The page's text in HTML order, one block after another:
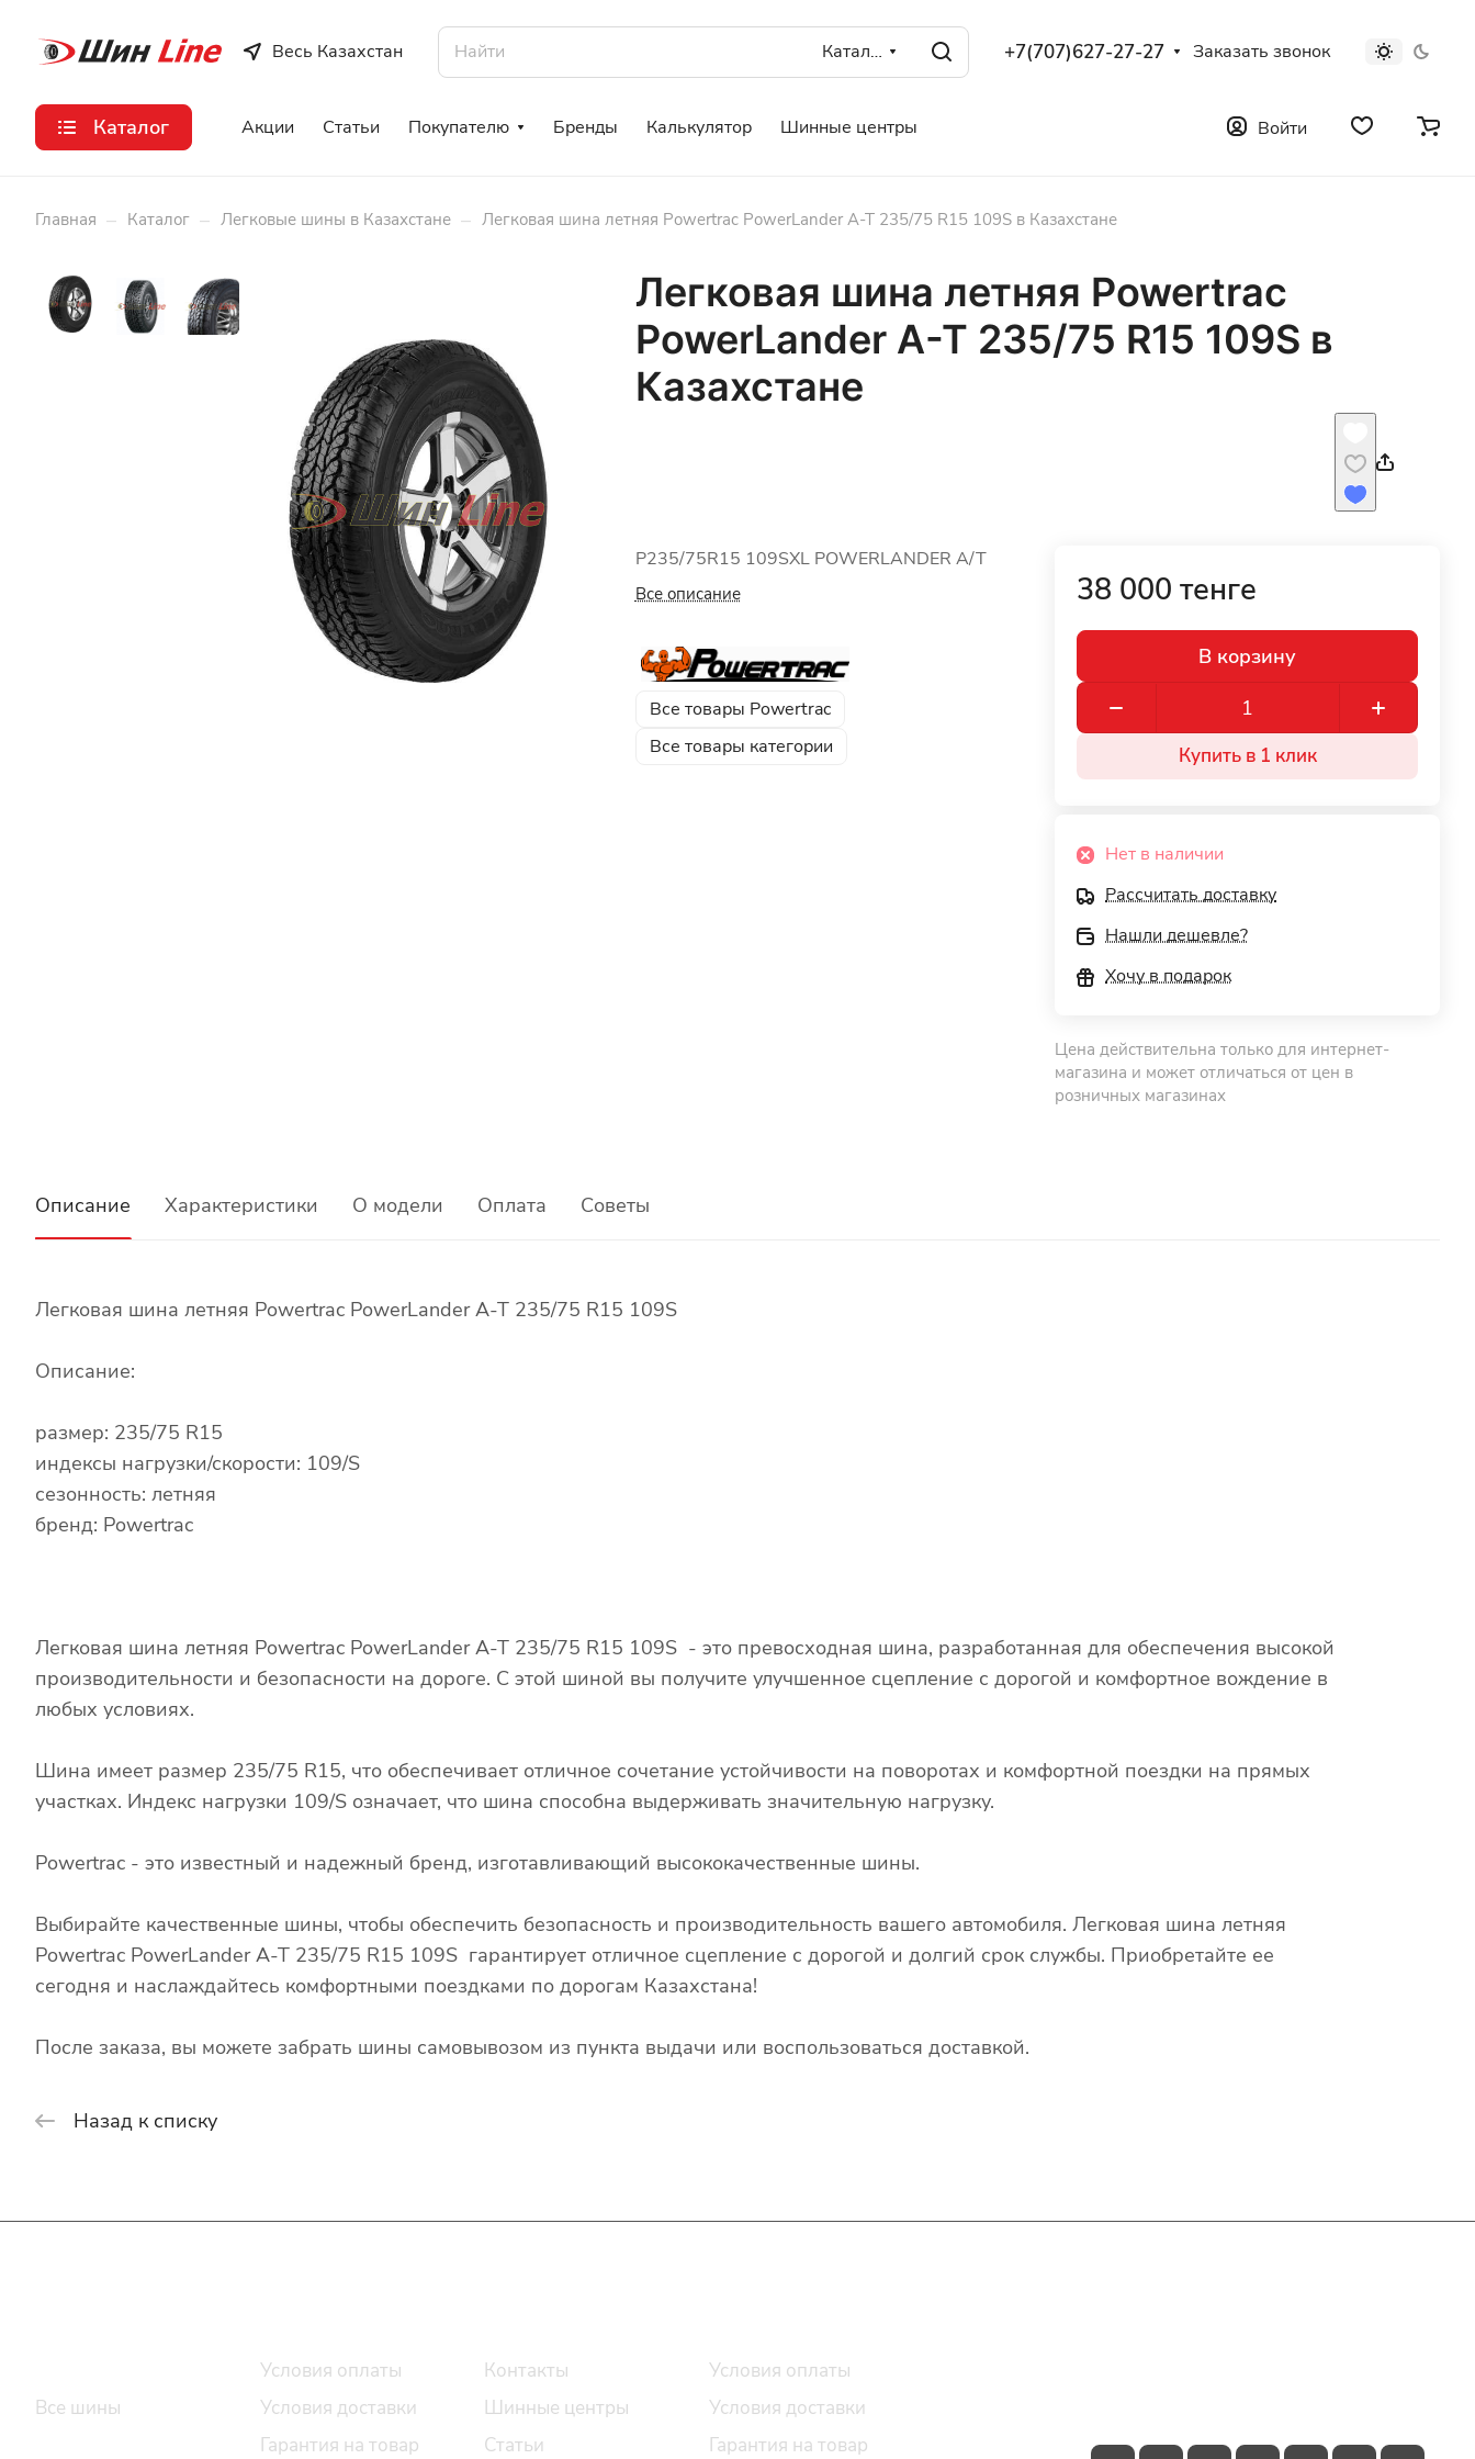
Весь Казахстан Каталог +7(707)627-27-27 Заказать звонок
Каталог Акции Статьи Покупателю Бренды Калькулятор Шинные центры Войти
Главная – Каталог – Легковые шины в Казахстане – Легковая шина летняя Powertrac PowerLander A-T 235/75 R15 109S в Казахстане
Легковая шина летняя Powertrac
PowerLander A-T 235/75 R15 109S в
Казахстане
P235/75R15 109SXL POWERLANDER A/T
Все описание
Все товары Powertrac
Все товары категории
38 000 тенге
В корзину
Купить в 1 клик
Нет в наличии
Рассчитать доставку
Нашли дешевле?
Хочу в подарок
Цена действительна только для интернет-
магазина и может отличаться от цен в
розничных магазинах
Описание Характеристики О модели Оплата Советы
Легковая шина летняя Powertrac PowerLander A-T 235/75 R15 109S
Описание:
размер: 235/75 R15
индексы нагрузки/скорости: 109/S
сезонность: летняя
бренд: Powertrac
Легковая шина летняя Powertrac PowerLander A-T 235/75 R15 109S - это превосходная шина, разработанная для обеспечения высокой
производительности и безопасности на дороге. С этой шиной вы получите улучшенное сцепление с дорогой и комфортное вождение в
любых условиях.
Шина имеет размер 235/75 R15, что обеспечивает отличное сочетание устойчивости на поворотах и комфортной поездки на прямых
участках. Индекс нагрузки 109/S означает, что шина способна выдерживать значительную нагрузку.
Powertrac - это известный и надежный бренд, изготавливающий высококачественные шины.
Выбирайте качественные шины, чтобы обеспечить безопасность и производительность вашего автомобиля. Легковая шина летняя
Powertrac PowerLander A-T 235/75 R15 109S гарантирует отличное сцепление с дорогой и долгий срок службы. Приобретайте ее
сегодня и наслаждайтесь комфортными поездками по дорогам Казахстана!
После заказа, вы можете забрать шины самовывозом из пункта выдачи или воспользоваться доставкой.
Назад к списку
Все шины
Условия оплаты
Условия доставки
Гарантия на товар
Контакты
Шинные центры
Статьи
Условия оплаты
Условия доставки
Гарантия на товар